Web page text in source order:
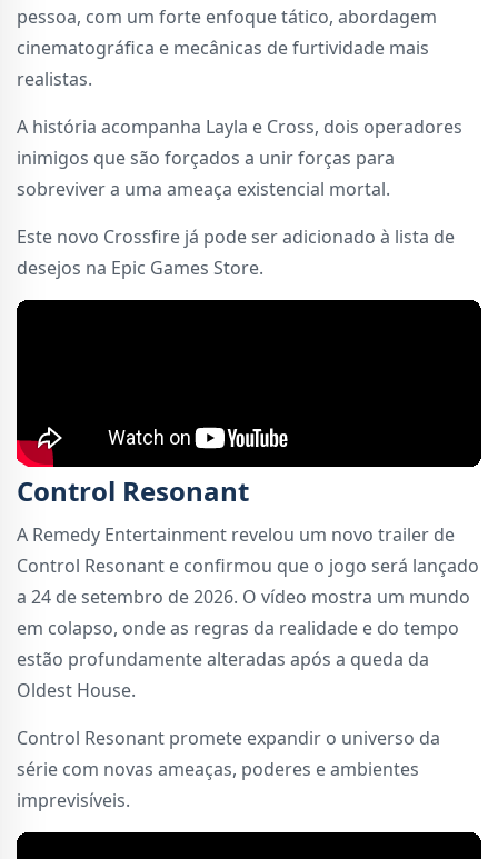
pessoa, com um forte enfoque tático, abordagem
cinematográfica e mecânicas de furtividade mais
realistas.
A história acompanha Layla e Cross, dois operadores
inimigos que são forçados a unir forças para
sobreviver a uma ameaça existencial mortal.
Este novo Crossfire já pode ser adicionado à lista de
desejos na Epic Games Store.
Control Resonant
A Remedy Entertainment revelou um novo trailer de
Control Resonant e confirmou que o jogo será lançado
a 24 de setembro de 2026. O vídeo mostra um mundo
em colapso, onde as regras da realidade e do tempo
estão profundamente alteradas após a queda da
Oldest House.
Control Resonant promete expandir o universo da
série com novas ameaças, poderes e ambientes
imprevisíveis.